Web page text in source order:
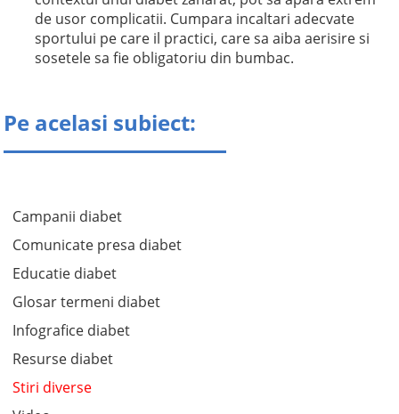
de usor complicatii. Cumpara incaltari adecvate
sportului pe care il practici, care sa aiba aerisire si
sosetele sa fie obligatoriu din bumbac.
Pe acelasi subiect:
Campanii diabet
Comunicate presa diabet
Educatie diabet
Glosar termeni diabet
Infografice diabet
Resurse diabet
Stiri diverse